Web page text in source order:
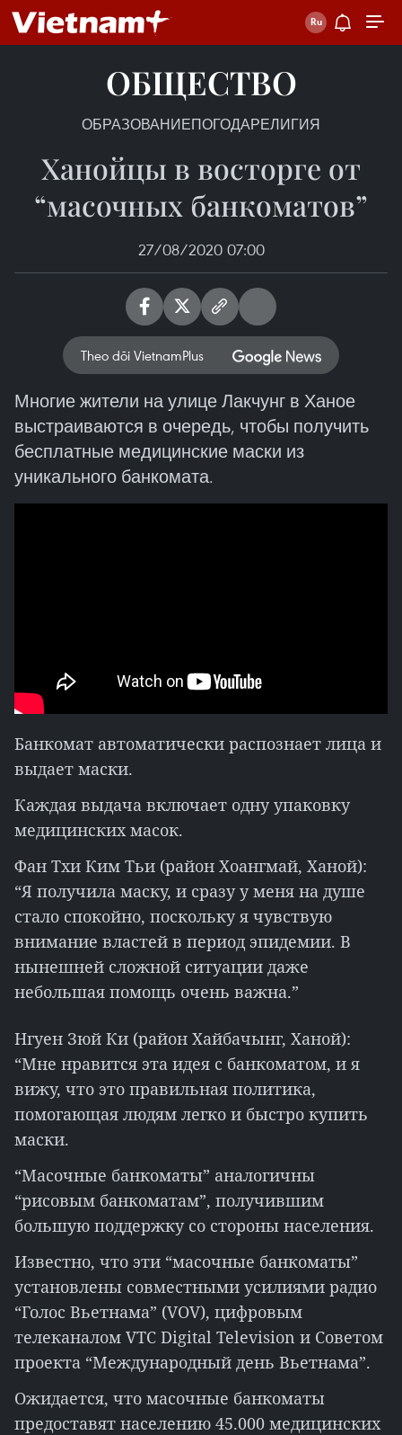
ОБЩЕСТВО
ОБРАЗОВАНИЕПОГОДАРЕЛИГИЯ
Ханойцы в восторге от
“масочных банкоматов”
27/08/2020 07:00
Theo dõi VietnamPlus
Многие жители на улице Лакчунг в Ханое
выстраиваются в очередь, чтобы получить
бесплатные медицинские маски из
уникального банкомата.
Банкомат автоматически распознает лица и
выдает маски.
Каждая выдача включает одну упаковку
медицинских масок.
Фан Тхи Ким Тьи (район Хоангмай, Ханой):
“Я получила маску, и сразу у меня на душе
стало спокойно, поскольку я чувствую
внимание властей в период эпидемии. В
нынешней сложной ситуации даже
небольшая помощь очень важна.”
Нгуен Зюй Ки (район Хайбачынг, Ханой):
“Мне нравится эта идея с банкоматом, и я
вижу, что это правильная политика,
помогающая людям легко и быстро купить
маски.
“Масочные банкоматы” аналогичны
“рисовым банкоматам”, получившим
большую поддержку со стороны населения.
Известно, что эти “масочные банкоматы”
установлены совместными усилиями радио
“Голос Вьетнама” (VOV), цифровым
телеканалом VTC Digital Television и Советом
проекта “Международный день Вьетнама”.
Ожидается, что масочные банкоматы
предоставят населению 45.000 медицинских